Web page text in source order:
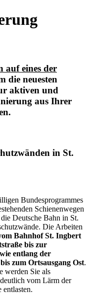
auf eines der
die neuesten
aktiven und
aus Ihrer
in St.
Bundesprogrammes
Schienenwegen
Deutsche Bahn in St.
Die Arbeiten
Bahnhof St. Ingbert
bis zur
entlang der
zum Ortsausgang Ost.
werden Sie als
vom Lärm der
entlasten.